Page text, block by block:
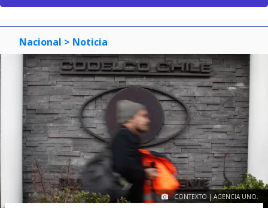
Nacional > Noticia
CONTEXTO | AGENCIA UNO.